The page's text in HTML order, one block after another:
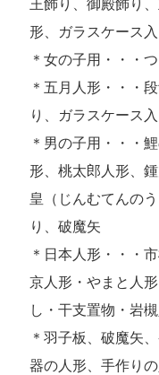
王飾り、御殿飾り
形、ガラスケース入
＊女の子用・・・
＊五月人形・・・
り、ガラスケース入
＊男の子用・・・
形、桃太郎人形、
皇（じんむてんの
り、破魔矢
＊日本人形・・・
京人形・やまと人
し・干支置物・岩
＊羽子板、破魔矢
器の人形、手作り